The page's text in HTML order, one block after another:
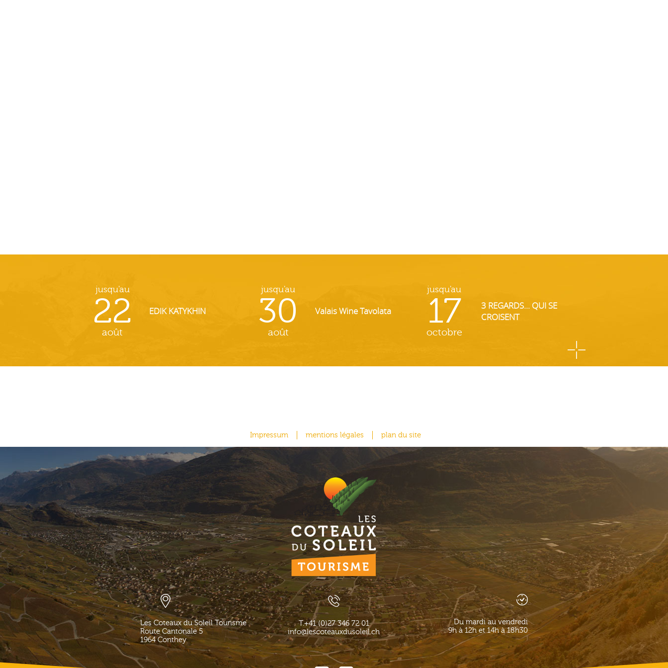
jusqu'au
22
août
EDIK KATYKHIN
jusqu'au
30
août
Valais Wine Tavolata
jusqu'au
17
octobre
3 REGARDS... QUI SE
CROISENT
Impressum mentions légales plan du site
Les Coteaux du Soleil Tourisme
Route Cantonale 5
1964 Conthey
T.+41 (0)27 346 72 01
info@lescoteauxdusoleil.ch
Du mardi au vendredi
9h à 12h et 14h à 18h30